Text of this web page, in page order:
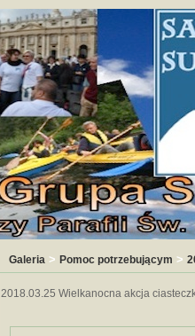
Galeria > Pomoc potrzebującym >
2018.03.25 Wielkanocna akcja